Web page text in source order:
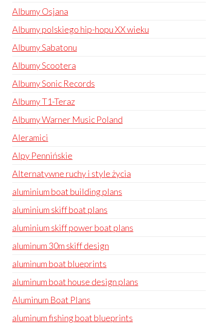
Albumy Osjana
Albumy polskiego hip-hopu XX wieku
Albumy Sabatonu
Albumy Scootera
Albumy Sonic Records
Albumy T1-Teraz
Albumy Warner Music Poland
Aleramici
Alpy Pennińskie
Alternatywne ruchy i style życia
aluminium boat building plans
aluminium skiff boat plans
aluminium skiff power boat plans
aluminum 30m skiff design
aluminum boat blueprints
aluminum boat house design plans
Aluminum Boat Plans
aluminum fishing boat blueprints